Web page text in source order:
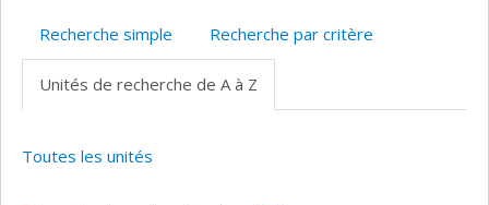
Recherche simple Recherche par critère
Unités de recherche de A à Z
Toutes les unités